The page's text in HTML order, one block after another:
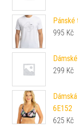
Pánské
995 Kč
299 Kč
6E152
625 Kč